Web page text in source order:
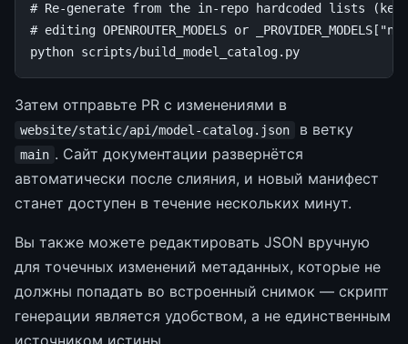
# Re-generate from the in-repo hardcoded lists
# editing OPENROUTER_MODELS or
python
Затем отправьте PR с изменениями в
website/static/api/model-catalog.json в ветку
main . Сайт документации развернётся
автоматически после слияния, и новый манифест
станет доступен в течение нескольких минут.
Вы также можете редактировать JSON вручную
для точечных изменений метаданных, которые не
должны попадать во встроенный снимок — скрипт
генерации является удобством, а не единственным
источником истины.